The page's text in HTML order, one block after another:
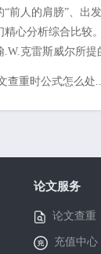
“前人的肩膀”、出
心分析综合比较。
.W.克雷斯威尔所
查重时公式怎么处
论文服务
论文查重
充值中心